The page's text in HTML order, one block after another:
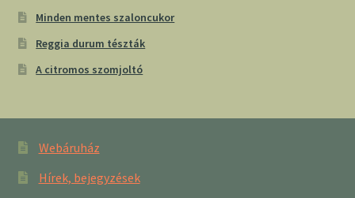
Minden mentes szaloncukor
Reggia durum tészták
A citromos szomjoltó
Webáruház
Hírek, bejegyzések